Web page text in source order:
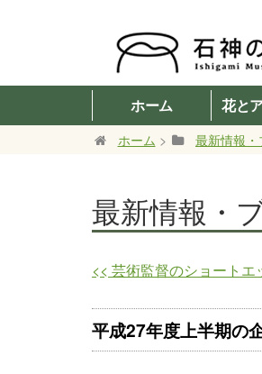
ホーム 花と
ホーム > 最新情報
最新情報・
<< 芸術監督のショート
平成27年度上半期の